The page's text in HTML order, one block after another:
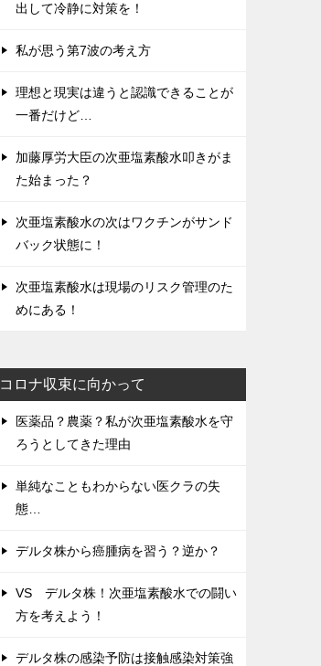
出して冷静に対策を！
私が思う第7波の考え方
理想と現実は違うと認識できることが
一番だけど…
加藤厚労大臣の次亜塩素酸水叩きがま
た始まった？
次亜塩素酸水の次はワクチンがサンド
バック状態に！
次亜塩素酸水は現場のリスク管理のた
めにある！
コロナ収束に向かって
医薬品？農薬？私が次亜塩素酸水を守
ろうとしてきた理由
単純なこともわからない医クラの失
態…
デルタ株から癌腫病を習う？逆か？
VS デルタ株！次亜塩素酸水での闘い
方を考えよう！
デルタ株の感染予防は接触感染対策強